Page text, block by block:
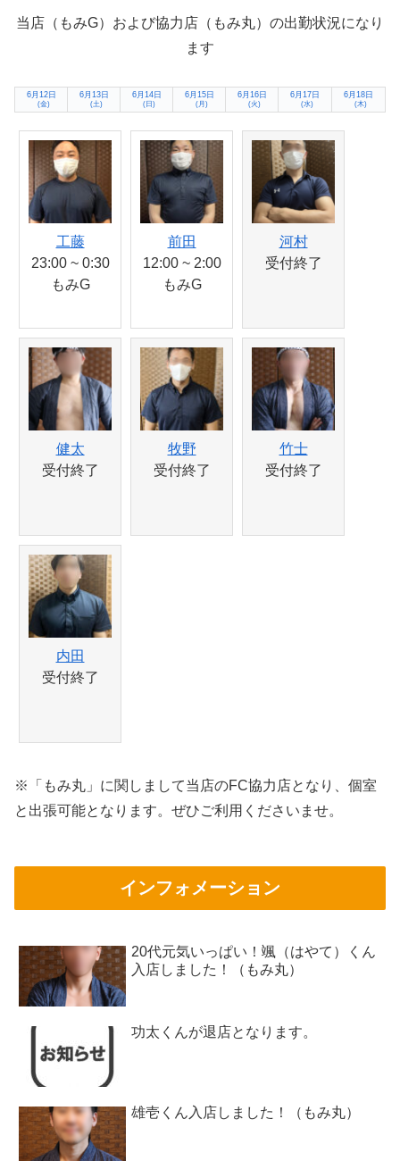
当店（もみG）および協力店（もみ丸）の出勤状況になり
ます
6月12日
(金)
6月13日
(土)
6月14日
(日)
6月15日
(月)
6月16日
(火)
6月17日
(水)
6月18日
(木)
工藤
23:00 ~ 0:30
もみG
前田
12:00 ~ 2:00
もみG
河村
受付終了
健太
受付終了
牧野
受付終了
竹士
受付終了
内田
受付終了
※「もみ丸」に関しまして当店のFC協力店となり、個室
と出張可能となります。ぜひご利用くださいませ。
インフォメーション
20代元気いっぱい！颯（はやて）くん
入店しました！（もみ丸）
功太くんが退店となります。
雄壱くん入店しました！（もみ丸）